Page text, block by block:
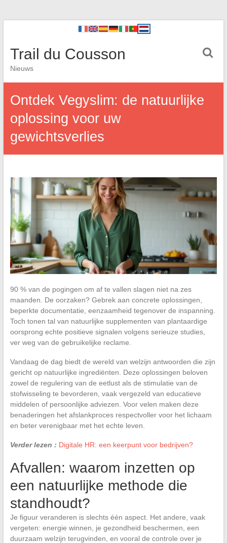
Trail du Cousson
Nieuws
Ontdek Vegyslim: de natuurlijke
oplossing voor uw
gewichtsverlies
90 % van de pogingen om af te vallen slagen niet na zes
maanden. De oorzaken? Gebrek aan concrete oplossingen,
beperkte documentatie, eenzaamheid tegenover de inspanning.
Toch tonen tal van natuurlijke supplementen van plantaardige
oorsprong echte positieve signalen volgens serieuze studies,
ver weg van de gebruikelijke reclame.
Vandaag de dag biedt de wereld van welzijn antwoorden die zijn
gericht op natuurlijke ingrediënten. Deze oplossingen beloven
zowel de regulering van de eetlust als de stimulatie van de
stofwisseling te bevorderen, vaak vergezeld van educatieve
middelen of persoonlijke adviezen. Voor velen maken deze
benaderingen het afslankproces respectvoller voor het lichaam
en beter verenigbaar met het echte leven.
Verder lezen : Digitale HR: een keerpunt voor bedrijven?
Afvallen: waarom inzetten op
een natuurlijke methode die
standhoudt?
Je figuur veranderen is slechts één aspect. Het andere, vaak
vergeten: energie winnen, je gezondheid beschermen, een
duurzaam welzijn terugvinden, en vooral de controle over je